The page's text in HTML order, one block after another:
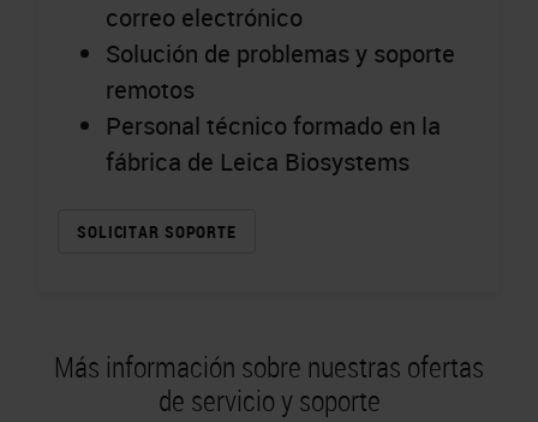
correo electrónico
Solución de problemas y soporte
remotos
Personal técnico formado en la
fábrica de Leica Biosystems
SOLICITAR SOPORTE
Más información sobre nuestras ofertas
de servicio y soporte